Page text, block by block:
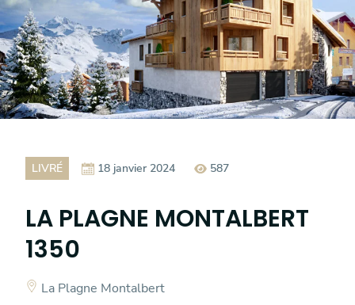
LIVRÉ 18 janvier 2024 587
LA PLAGNE MONTALBERT
1350
La Plagne Montalbert